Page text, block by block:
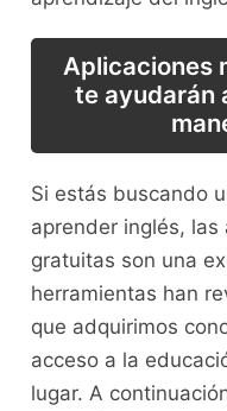
Aplicaciones
‍te ⁢ayudarán
Si ⁣estás buscando
‍aprender ​inglés, las
gratuitas⁢ son ‍una
herramientas han
que adquirimos
acceso ⁢a la
lugar. A